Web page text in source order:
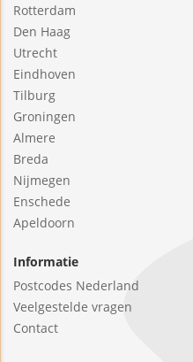
Rotterdam
Den Haag
Utrecht
Eindhoven
Tilburg
Groningen
Almere
Breda
Nijmegen
Enschede
Apeldoorn
Informatie
Postcodes Nederland
Veelgestelde vragen
Contact